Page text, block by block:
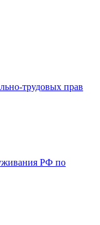
трудовых прав
РФ по